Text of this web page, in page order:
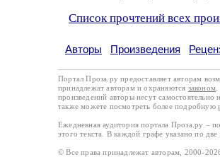
Список прочтений всех
Авторы Произведения
Портал Проза.ру предоставляет авторам
принадлежат авторам и охраняются законом
произведений авторы несут самостоятельно
также можете посмотреть более подробную
Ежедневная аудитория портала Проза.ру –
этого текста. В каждой графе указано по
© Все права принадлежат авторам, 2000-